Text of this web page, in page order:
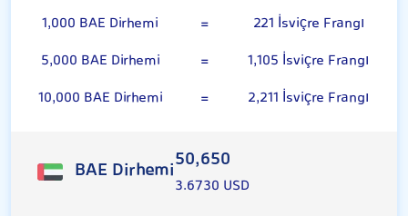
1,000 BAE Dirhemi
=
221 İsviçre Frangı
5,000 BAE Dirhemi
=
1,105 İsviçre Frangı
10,000 BAE Dirhemi
= 2,211 İsviçre Frangı
BAE Dirhemi50,650
3.6730 USD